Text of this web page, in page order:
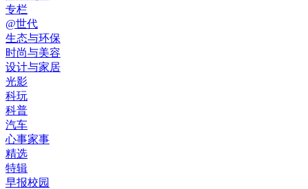
专栏
@世代
生态与环保
时尚与美容
设计与家居
光影
科玩
科普
汽车
心事家事
精选
特辑
早报校园